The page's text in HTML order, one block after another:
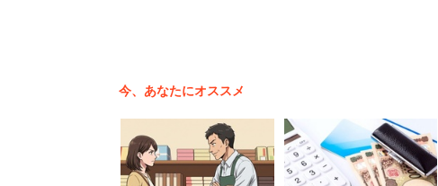
今、あなたにオススメ